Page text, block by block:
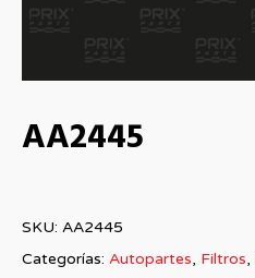
AA2445
SKU: AA2445
Categorías: Autopartes, Filtros,